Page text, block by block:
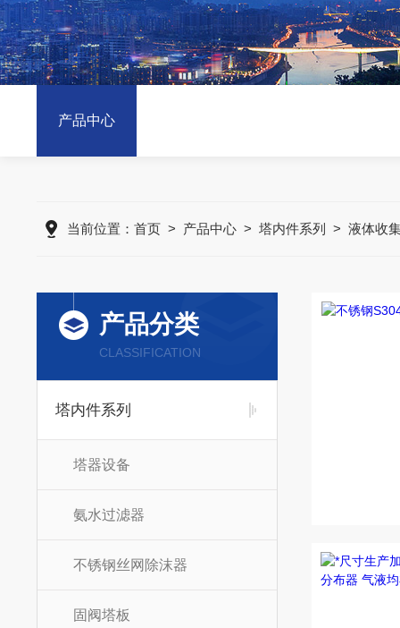
产品中心
当前位置： 首页> 产品中心> 塔内件系列 > 液体收
产品分类
CLASSIFICATION
塔内件系列
塔器设备
氨水过滤器
不锈钢丝网除沫器
固阀塔板